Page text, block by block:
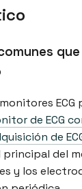
ECG
de ECG
de
principal del
y los